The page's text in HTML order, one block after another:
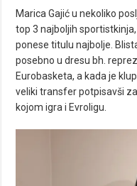
Marica Gajić u nekoliko
top 3 najboljih
ponese titulu najbolje.
posebno u dresu bh.
Eurobasketa, a kada je
veliki transfer potpisavši
kojom igra i Evroligu.